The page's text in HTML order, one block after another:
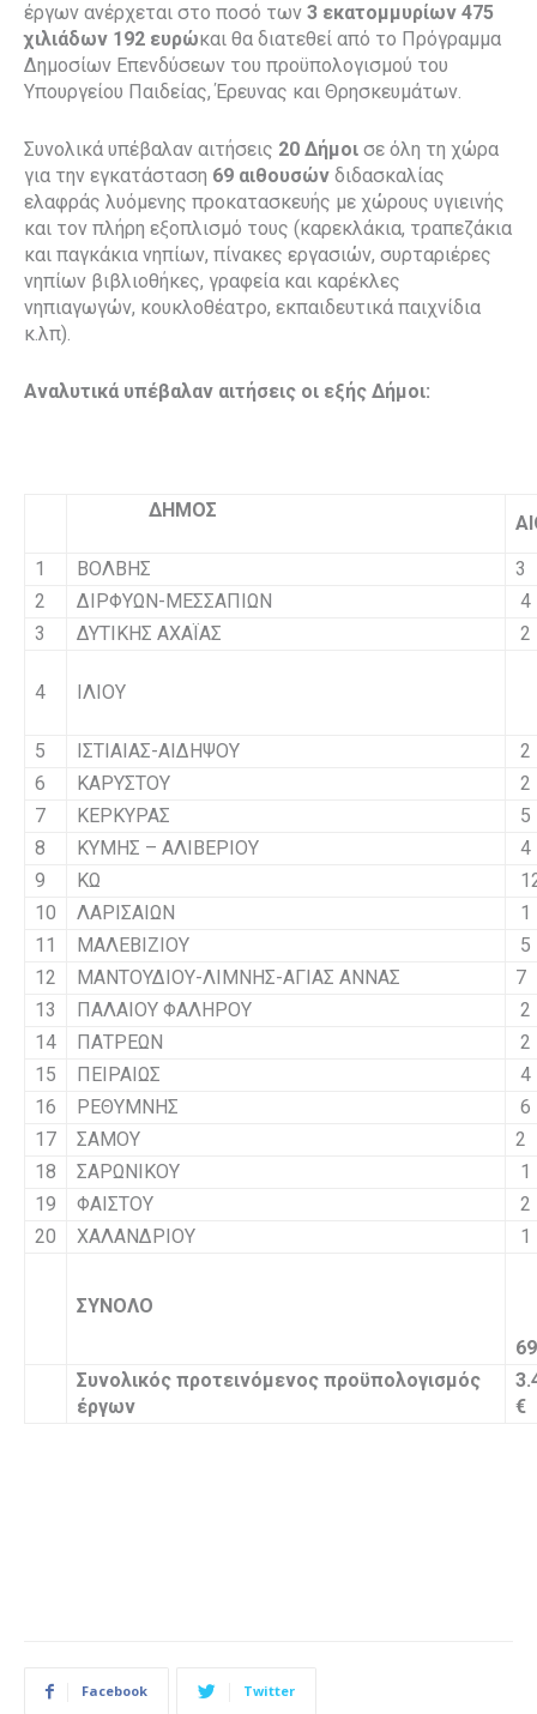
έργων ανέρχεται στο ποσό των 3 εκατομμυρίων 475
χιλιάδων 192 ευρώκαι θα διατεθεί από το Πρόγραμμα
Δημοσίων Επενδύσεων του προϋπολογισμού του
Υπουργείου Παιδείας, Έρευνας και Θρησκευμάτων.
Συνολικά υπέβαλαν αιτήσεις 20 Δήμοι σε όλη τη χώρα
για την εγκατάσταση 69 αιθουσών διδασκαλίας
ελαφράς λυόμενης προκατασκευής με χώρους υγιεινής
και τον πλήρη εξοπλισμό τους (καρεκλάκια, τραπεζάκια
και παγκάκια νηπίων, πίνακες εργασιών, συρταριέρες
νηπίων βιβλιοθήκες, γραφεία και καρέκλες
νηπιαγωγών, κουκλοθέατρο, εκπαιδευτικά παιχνίδια
κ.λπ).
Αναλυτικά υπέβαλαν αιτήσεις οι εξής Δήμοι:
ΔΗΜΟΣ
1
ΒΟΛΒΗΣ
3
2
ΔΙΡΦΥΩΝ-ΜΕΣΣΑΠΙΩΝ
4
3
ΔΥΤΙΚΗΣ ΑΧΑΪΑΣ 2
4
ΙΛΙΟΥ
5
ΙΣΤΙΑΙΑΣ-ΑΙΔΗΨΟΥ
2
6
ΚΑΡΥΣΤΟΥ
2
7
ΚΕΡΚΥΡΑΣ
5
8
ΚΥΜΗΣ – ΑΛΙΒΕΡΙΟΥ
4
9
ΚΩ
10
ΛΑΡΙΣΑΙΩΝ
1
11
ΜΑΛΕΒΙΖΙΟΥ
5
12
ΜΑΝΤΟΥΔΙΟΥ-ΛΙΜΝΗΣ-ΑΓΙΑΣ ΑΝΝΑΣ
7
13
ΠΑΛΑΙΟΥ ΦΑΛΗΡΟΥ
2
14
ΠΑΤΡΕΩΝ
2
15
ΠΕΙΡΑΙΩΣ
4
16
ΡΕΘΥΜΝΗΣ
6
17
ΣΑΜΟΥ
2
18
ΣΑΡΩΝΙΚΟΥ
1
19
ΦΑΙΣΤΟΥ
2
20
ΧΑΛΑΝΔΡΙΟΥ 1
ΣΥΝΟΛΟ
69
Συνολικός προτεινόμενος προϋπολογισμός
έργων
€
Facebook Twitter